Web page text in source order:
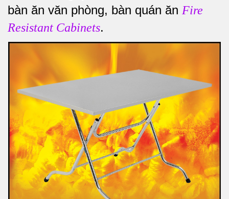
bàn ăn văn phòng, bàn quán ăn Fire
Resistant Cabinets.